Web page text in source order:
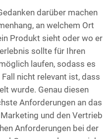
darüber machen
an welchem Ort
Produkt sieht oder wo er
sollte für Ihren
laufen, sodass es
nicht relevant ist, dass
wurde. Genau diesen
Anforderungen an das
und den Vertrieb
Anforderungen bei der